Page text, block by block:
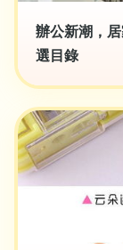
辦公新潮，
選目錄